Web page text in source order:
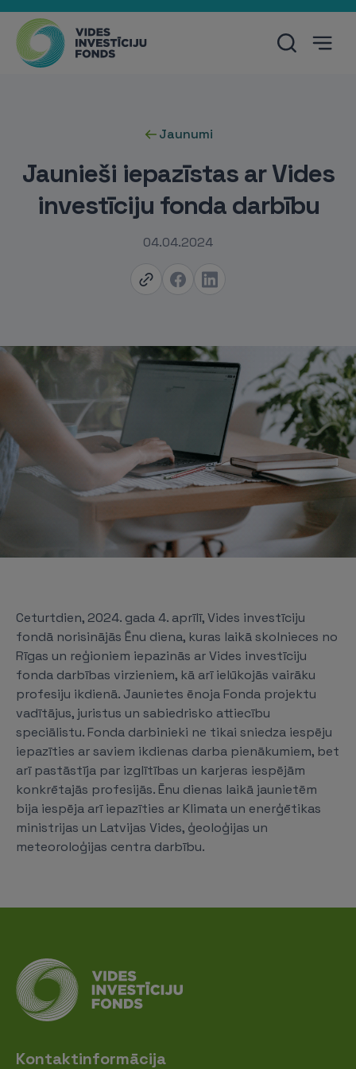
Jaunumi
Jaunieši iepazīstas ar Vides
investīciju fonda darbību
04.04.2024
Ceturtdien, 2024. gada 4. aprīlī, Vides investīciju
fondā norisinājās Ēnu diena, kuras laikā skolnieces no
Rīgas un reģioniem iepazinās ar Vides investīciju
fonda darbības virzieniem, kā arī ielūkojās vairāku
profesiju ikdienā. Jaunietes ēnoja Fonda projektu
vadītājus, juristus un sabiedrisko attiecību
speciālistu. Fonda darbinieki ne tikai sniedza iespēju
iepazīties ar saviem ikdienas darba pienākumiem, bet
arī pastāstīja par izglītības un karjeras iespējām
konkrētajās profesijās. Ēnu dienas laikā jaunietēm
bija iespēja arī iepazīties ar Klimata un enerģētikas
ministrijas un Latvijas Vides, ģeoloģijas un
meteoroloģijas centra darbību.
Kontaktinformācija